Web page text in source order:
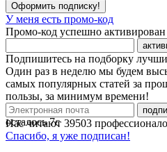
Оформить подписку!
У меня есть промо-код
Промо-код успешно активирован
Подпишитесь на подборку
Один раз в неделю мы будем
самых популярных статей за
пользы, за минимум времени!
Нас читают 39503
Спасибо, я уже подписан!
осталось7с